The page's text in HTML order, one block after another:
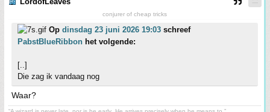
conjurer of cheap tricks
Op dinsdag 23 juni 2026 19:03 schreef
PabstBlueRibbon het volgende:
[..]
Die zag ik vandaag nog
Waar?